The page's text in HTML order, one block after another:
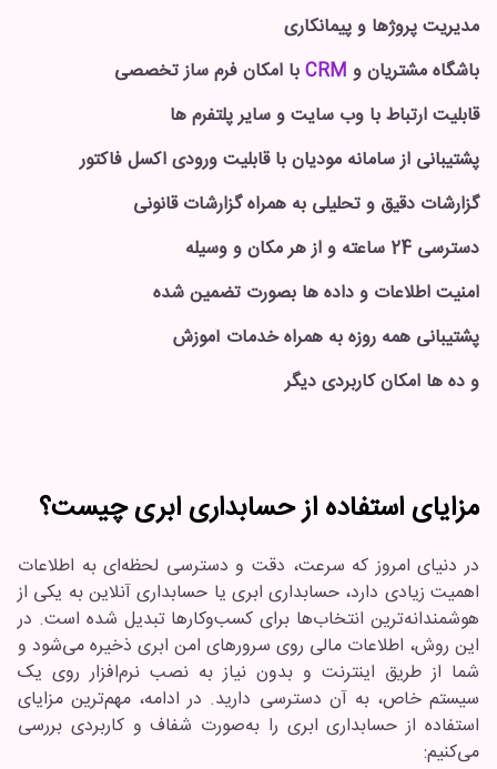
مدیریت پروژها و پیمانکاری
باشگاه مشتریان و
با امکان فرم ساز تخصصی
قابلیت ارتباط با وب سایت و سایر پلتفرم ها
پشتیبانی از سامانه مودیان با قابلیت ورودی اکسل فاکتور
گزارشات دقیق و تحلیلی به همراه گزارشات قانونی
دسترسی 24 ساعته و از هر مکان و وسیله
امنیت اطلاعات و داده ها بصورت تضمین شده
پشتیبانی همه روزه به همراه خدمات آموزش
و ده ها امکان کاربردی دیگر
مزایای استفاده از حسابداری ابری چیست؟
در دنیای امروز که سرعت، دقت و دسترسی لحظه‌ای به اطلاعات
اهمیت زیادی دارد، حسابداری ابری یا حسابداری آنلاین به یکی از
هوشمندانه‌ترین انتخاب‌ها برای کسب‌وکارها تبدیل شده است. در
این روش، اطلاعات مالی روی سرورهای امن ابری ذخیره می‌شود و
شما از طریق اینترنت و بدون نیاز به نصب نرم‌افزار روی یک
سیستم خاص، به آن دسترسی دارید. در ادامه، مهم‌ترین مزایای
استفاده از حسابداری ابری را به‌صورت شفاف و کاربردی بررسی
می‌کنیم: